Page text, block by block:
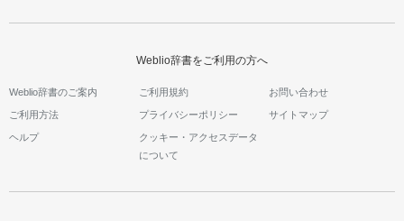
Weblio辞書をご利用の方へ
Weblio辞書のご案内 ご利用規約 お問い合わせ
ご利用方法 プライバシーポリシー サイトマップ
ヘルプ
クッキー・アクセスデータ
について